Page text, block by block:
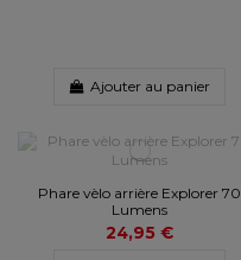
Ajouter au panier
Phare vèlo arrière Explorer 70
Lumens
24,95 €